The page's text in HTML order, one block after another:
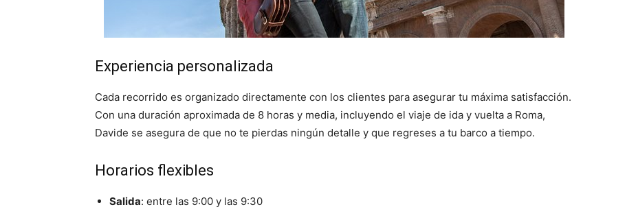
Experiencia personalizada
Cada recorrido es organizado directamente con los clientes para asegurar tu máxima satisfacción.
Con una duración aproximada de 8 horas y media, incluyendo el viaje de ida y vuelta a Roma,
Davide se asegura de que no te pierdas ningún detalle y que regreses a tu barco a tiempo.
Horarios flexibles
Salida: entre las 9:00 y las 9:30